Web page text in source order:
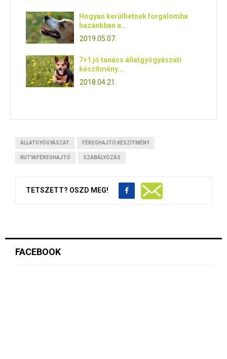
Hogyan kerülhetnek forgalomba
hazánkban a...
2019.05.07.
7+1 jó tanács állatgyógyászati
készítmény...
2018.04.21.
ÁLLATGYÓGYÁSZAT FÉREGHAJTÓ KÉSZÍTMÉNY
KUTYAFÉREGHAJTÓ SZABÁLYOZÁS
TETSZETT? OSZD MEG!
FACEBOOK